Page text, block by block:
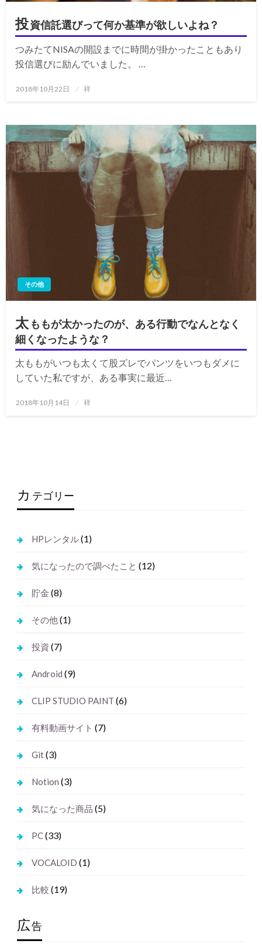
投資信託選びって何か基準が欲しいよね？
つみたてNISAの開設までに時間が掛かったこともあり
投信選びに励んでいました。 …
投
2018年10月22日 祥
その他
太 ももが太かったのが、ある行動でなんとなく
細くなったような？
太ももがいつも太くて股ズレでパンツをいつもダメに
していた私ですが、ある事実に最近…
投
2018年10月14日 祥
カ テゴリー
HPレンタル(1)
気になったので調べたこと (12)
貯金 (8)
その他(1)
投資 (7)
Android (9)
CLIP STUDIO PAINT (6)
有料動画サイト (7)
Git(3)
Notion (3)
気になった商品 (5)
PC(33)
VOCALOID (1)
比較 (19)
広告